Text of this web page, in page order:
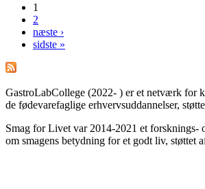
Sider
1
2
næste ›
sidste »
GastroLabCollege (2022- ) er et netværk for
de fødevarefaglige erhvervsuddannelser,
Smag for Livet var 2014-2021 et forsknings-
om smagens betydning for et godt liv, støttet